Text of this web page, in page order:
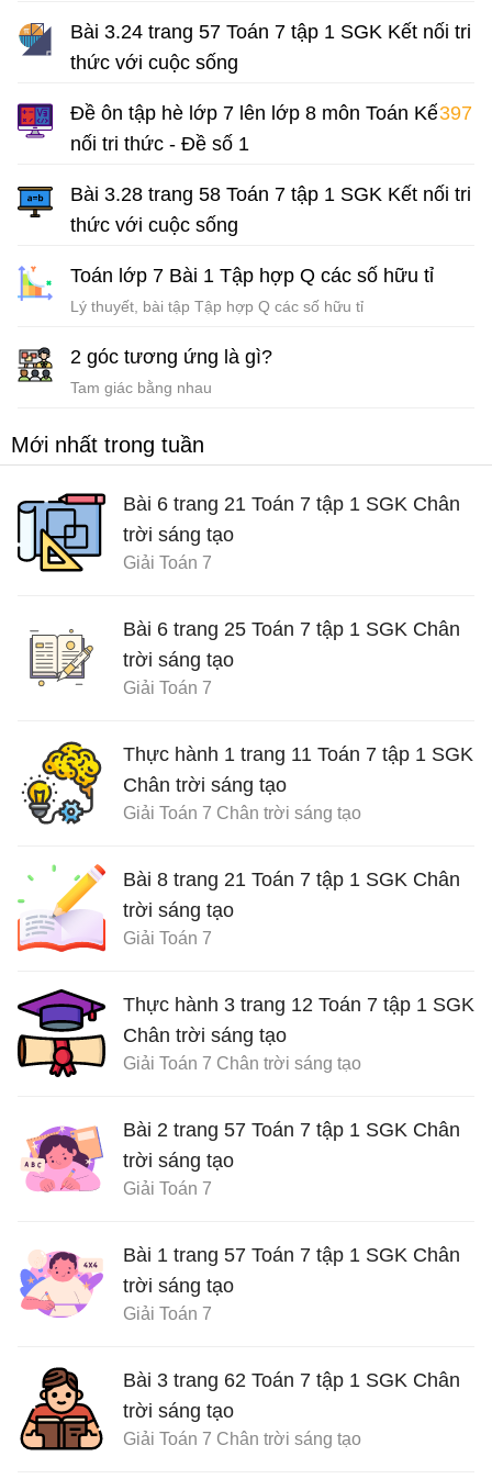
Bài 3.24 trang 57 Toán 7 tập 1 SGK Kết nối tri
thức với cuộc sống
Đề ôn tập hè lớp 7 lên lớp 8 môn Toán Kết
nối tri thức - Đề số 1
397
Bài 3.28 trang 58 Toán 7 tập 1 SGK Kết nối tri
thức với cuộc sống
Toán lớp 7 Bài 1 Tập hợp Q các số hữu tỉ
Lý thuyết, bài tập Tập hợp Q các số hữu tỉ
2 góc tương ứng là gì?
Tam giác bằng nhau
Mới nhất trong tuần
Bài 6 trang 21 Toán 7 tập 1 SGK Chân
trời sáng tạo
Giải Toán 7
Bài 6 trang 25 Toán 7 tập 1 SGK Chân
trời sáng tạo
Giải Toán 7
Thực hành 1 trang 11 Toán 7 tập 1 SGK
Chân trời sáng tạo
Giải Toán 7 Chân trời sáng tạo
Bài 8 trang 21 Toán 7 tập 1 SGK Chân
trời sáng tạo
Giải Toán 7
Thực hành 3 trang 12 Toán 7 tập 1 SGK
Chân trời sáng tạo
Giải Toán 7 Chân trời sáng tạo
Bài 2 trang 57 Toán 7 tập 1 SGK Chân
trời sáng tạo
Giải Toán 7
Bài 1 trang 57 Toán 7 tập 1 SGK Chân
trời sáng tạo
Giải Toán 7
Bài 3 trang 62 Toán 7 tập 1 SGK Chân
trời sáng tạo
Giải Toán 7 Chân trời sáng tạo